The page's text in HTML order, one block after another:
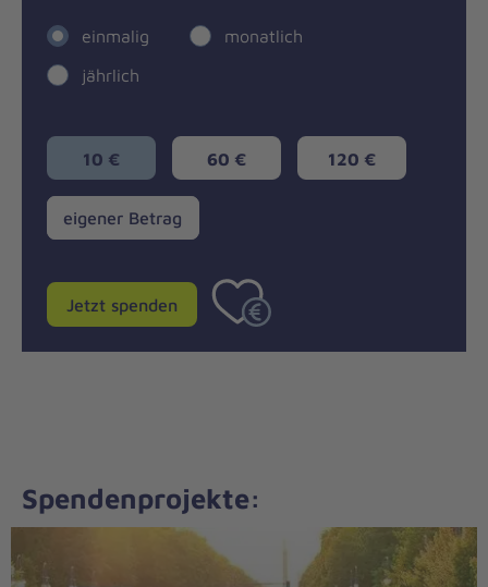
einmalig
monatlich
jährlich
10 € 60 € 120 €
Betrag
eigener Betrag
Jetzt spenden
Spendenprojekte: